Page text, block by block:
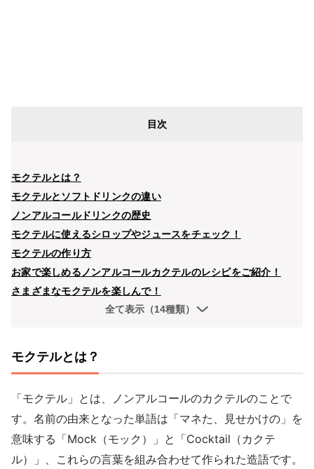
目次
モクテルとは？
モクテルとソフトドリンクの違い
ノンアルコールドリンクの歴史
モクテルに使えるシロップやジュースをチェック！
モクテルの作り方
お家で楽しめるノンアルコールカクテルのレシピをご紹介！
さまざまなモクテルを楽しんで！
全て表示（14種類）
モクテルとは？
「モクテル」とは、ノンアルコールのカクテルのことで
す。名前の由来となった単語は「マネた、見せかけの」を
意味する「Mock（モック）」と「Cocktail（カクテ
ル）」、これらの言葉を組み合わせて作られた造語です。